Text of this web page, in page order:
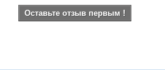
Оставьте отзыв первым !